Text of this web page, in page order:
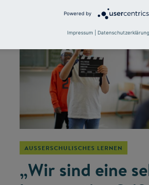
AUSSERSCHULISCHES LERNEN
„Wir sind eine
Powered by
Impressum Datenschutzerklärung